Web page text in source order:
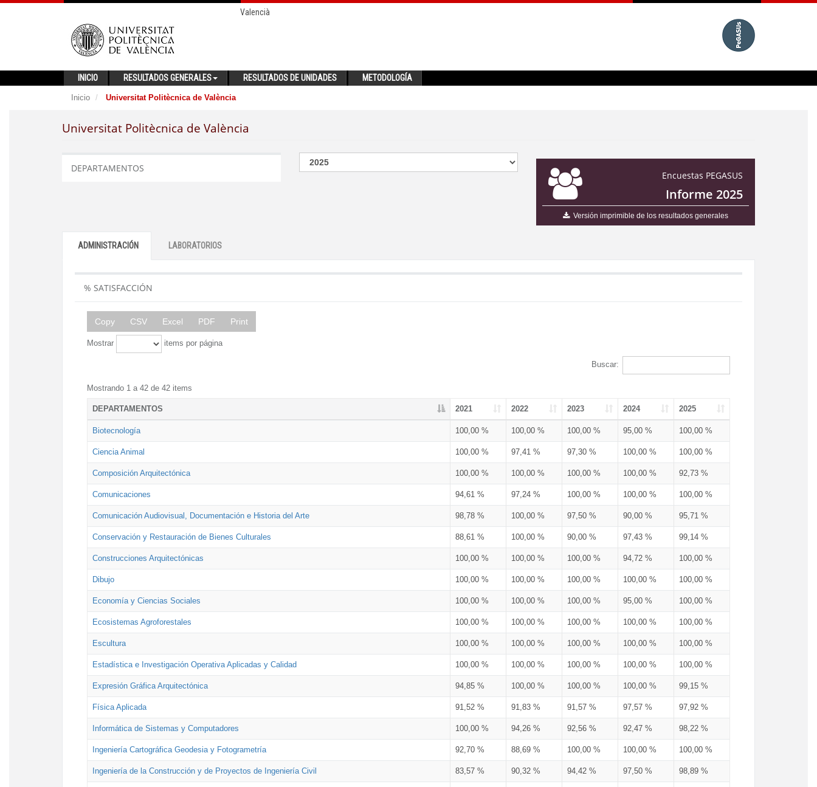
Valencià
INICIO RESULTADOS GENERALES RESULTADOS DE UNIDADES METODOLOGÍA
Inicio Universitat Politècnica de València
Universitat Politècnica de València
Encuestas PEGASUS
Informe 2025
Versión imprimible de los resultados generales
DEPARTAMENTOS
ADMINISTRACIÓN LABORATORIOS
% SATISFACCIÓN
Copy CSV Excel PDF Print
Mostrar items por página
Buscar:
Mostrando 1 a 42 de 42 items
DEPARTAMENTOS 2021 2022 2023 2024 2025
Biotecnología 100,00 % 100,00 % 100,00 % 95,00 % 100,00 %
Ciencia Animal 100,00 % 97,41 % 97,30 % 100,00 % 100,00 %
Composición Arquitectónica 100,00 % 100,00 % 100,00 % 100,00 % 92,73 %
Comunicaciones 94,61 % 97,24 % 100,00 % 100,00 % 100,00 %
Comunicación Audiovisual, Documentación e Historia del Arte 98,78 % 100,00 % 97,50 % 90,00 % 95,71 %
Conservación y Restauración de Bienes Culturales 88,61 % 100,00 % 90,00 % 97,43 % 99,14 %
Construcciones Arquitectónicas 100,00 % 100,00 % 100,00 % 94,72 % 100,00 %
Dibujo 100,00 % 100,00 % 100,00 % 100,00 % 100,00 %
Economía y Ciencias Sociales 100,00 % 100,00 % 100,00 % 95,00 % 100,00 %
Ecosistemas Agroforestales 100,00 % 100,00 % 100,00 % 100,00 % 100,00 %
Escultura 100,00 % 100,00 % 100,00 % 100,00 % 100,00 %
Estadística e Investigación Operativa Aplicadas y Calidad 100,00 % 100,00 % 100,00 % 100,00 % 100,00 %
Expresión Gráfica Arquitectónica 94,85 % 100,00 % 100,00 % 100,00 % 99,15 %
Física Aplicada 91,52 % 91,83 % 91,57 % 97,57 % 97,92 %
Informática de Sistemas y Computadores 100,00 % 94,26 % 92,56 % 92,47 % 98,22 %
Ingeniería Cartográfica Geodesia y Fotogrametría 92,70 % 88,69 % 100,00 % 100,00 % 100,00 %
Ingeniería de la Construcción y de Proyectos de Ingeniería Civil 83,57 % 90,32 % 94,42 % 97,50 % 98,89 %